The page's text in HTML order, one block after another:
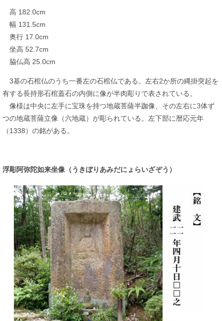
高 182.0cm
幅 131.5cm
奥行 17.0cm
坐高 52.7cm
脇仏高 25.0cm
3基の石棺仏のうち一番左の石棺仏である。左右2か所の縄掛突起を
有する長持形石棺蓋石の内側に像が半肉彫りで表されている。
像様は中央に左手に宝珠を持つ地蔵菩薩半跏像、その左右に3体ず
つの地蔵菩薩立像（六地蔵）が彫られている。左下部に暦応元年
（1338）の銘がある。
浮彫阿弥陀如来坐像（うきぼりあみだにょらいざぞう）